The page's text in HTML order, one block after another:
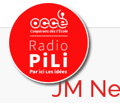
PRÉSENTATION
GRILLE DES PROGRAMMES
JM